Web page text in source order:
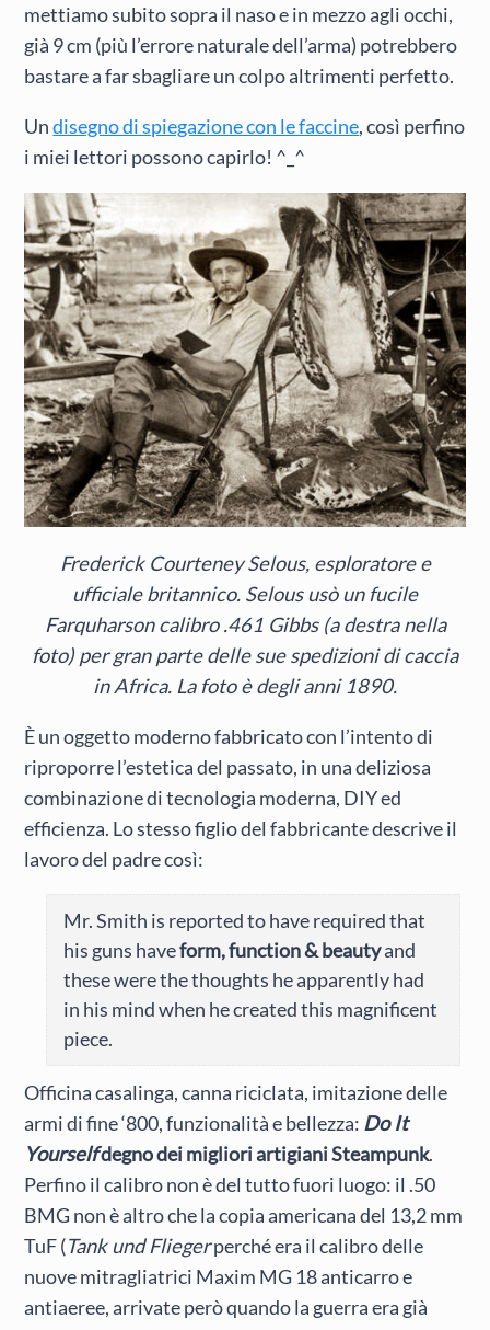
mettiamo subito sopra il naso e in mezzo agli occhi,
già 9 cm (più l’errore naturale dell’arma) potrebbero
bastare a far sbagliare un colpo altrimenti perfetto.
Undisegno di spiegazione con le faccine, così perfino
i miei lettori possono capirlo! ^_^
Frederick Courteney Selous, esploratore e
ufficiale britannico. Selous usò un fucile
Farquharson calibro .461 Gibbs (a destra nella
foto) per gran parte delle sue spedizioni di caccia
in Africa. La foto è degli anni 1890.
È un oggetto moderno fabbricato con l’intento di
riproporre l’estetica del passato, in una deliziosa
combinazione di tecnologia moderna, DIY ed
efficienza. Lo stesso figlio del fabbricante descrive il
lavoro del padre così:
Mr. Smith is reported to have required that
his guns haveform, function & beautyand
these were the thoughts he apparently had
in his mind when he created this magnificent
piece.
Officina casalinga, canna riciclata, imitazione delle
armi di fine ‘800, funzionalità e bellezza: Do It
Yourselfdegno dei migliori artigiani Steampunk.
Perfino il calibro non è del tutto fuori luogo: il .50
BMG non è altro che la copia americana del 13,2 mm
TuF (Tank und Fliegerperché era il calibro delle
nuove mitragliatrici Maxim MG 18 anticarro e
antiaeree, arrivate però quando la guerra era già